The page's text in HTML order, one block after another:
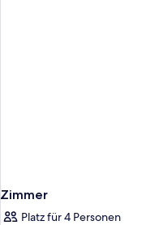
Zimmer
Platz für 4 Personen